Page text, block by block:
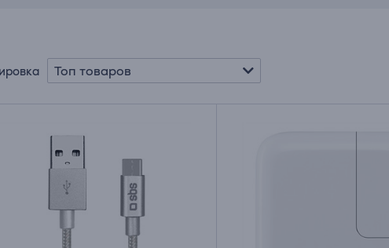
Топ товаров